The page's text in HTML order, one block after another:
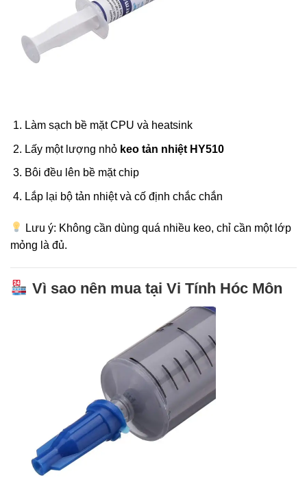
Làm sạch bề mặt CPU và heatsink
Lấy một lượng nhỏ keo tản nhiệt HY510
Bôi đều lên bề mặt chip
Lắp lại bộ tản nhiệt và cố định chắc chắn
Lưu ý: Không cần dùng quá nhiều keo, chỉ cần một lớp
mỏng là đủ.
Vì sao nên mua tại Vi Tính Hóc Môn